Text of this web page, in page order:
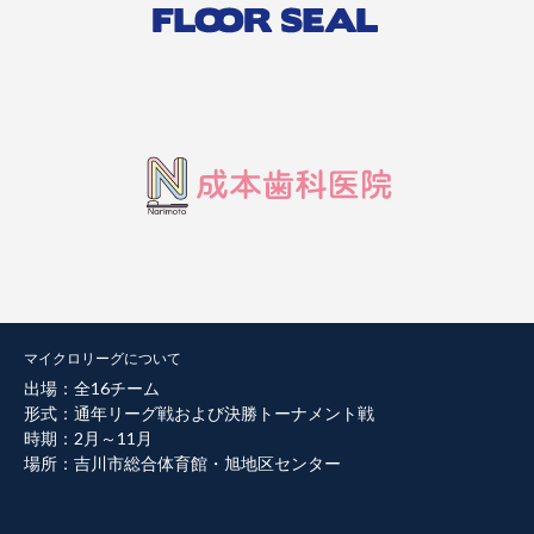
マイクロリーグについて
出場：全16チーム
形式：通年リーグ戦および決勝トーナメント戦
時期：2月～11月
場所：吉川市総合体育館・旭地区センター